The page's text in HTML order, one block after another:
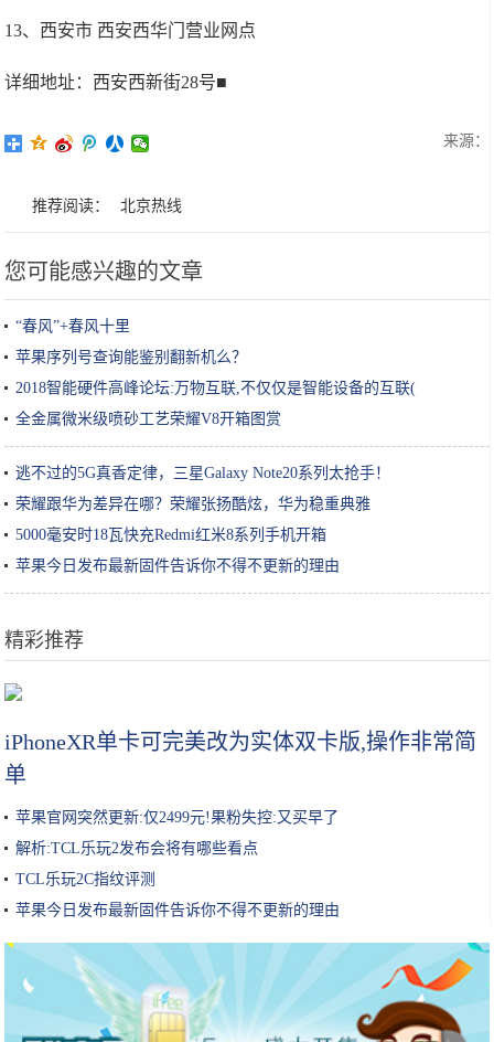
13、西安市 西安西华门营业网点
详细地址：西安西新街28号■
来源：
推荐阅读： 北京热线
您可能感兴趣的文章
“春风”+春风十里
苹果序列号查询能鉴别翻新机么？
2018智能硬件高峰论坛:万物互联,不仅仅是智能设备的互联(
全金属微米级喷砂工艺荣耀V8开箱图赏
逃不过的5G真香定律，三星Galaxy Note20系列太抢手！
荣耀跟华为差异在哪？荣耀张扬酷炫，华为稳重典雅
5000毫安时18瓦快充Redmi红米8系列手机开箱
苹果今日发布最新固件告诉你不得不更新的理由
精彩推荐
iPhoneXR单卡可完美改为实体双卡版,操作非常简
单
苹果官网突然更新:仅2499元!果粉失控:又买早了
解析:TCL乐玩2发布会将有哪些看点
TCL乐玩2C指纹评测
苹果今日发布最新固件告诉你不得不更新的理由